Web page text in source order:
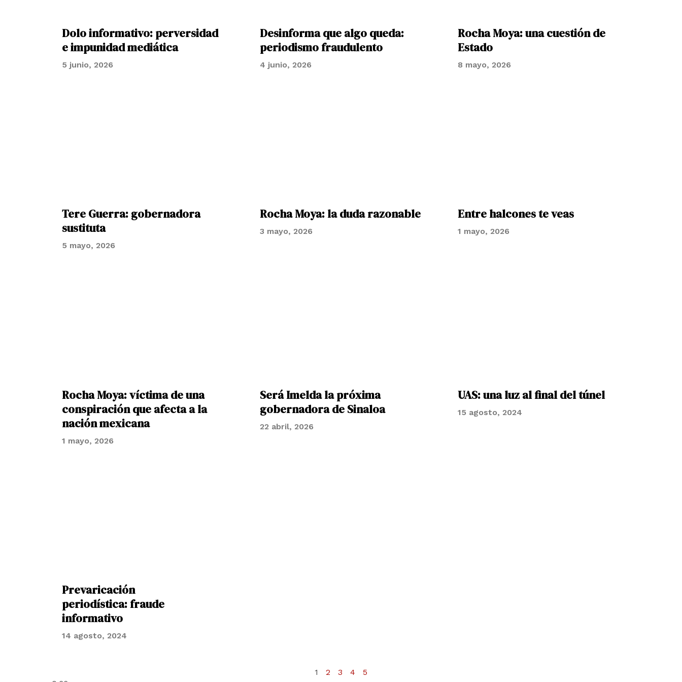
Dolo informativo: perversidad
e impunidad mediática
5 junio, 2026
Desinforma que algo queda:
periodismo fraudulento
4 junio, 2026
Rocha Moya: una cuestión de
Estado
8 mayo, 2026
Tere Guerra: gobernadora
sustituta
5 mayo, 2026
Rocha Moya: la duda razonable
3 mayo, 2026
Entre halcones te veas
1 mayo, 2026
Rocha Moya: víctima de una
conspiración que afecta a la
nación mexicana
1 mayo, 2026
Será Imelda la próxima
gobernadora de Sinaloa
22 abril, 2026
UAS: una luz al final del túnel
15 agosto, 2024
Prevaricación
periodística: fraude
informativo
14 agosto, 2024
1 2 3 4 5